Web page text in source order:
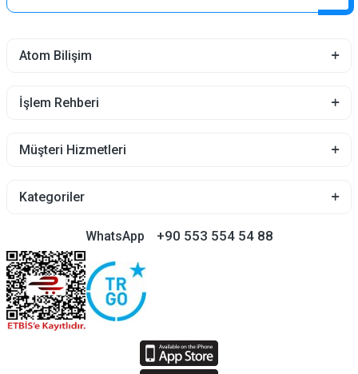
Atom Bilişim
İşlem Rehberi
Müşteri Hizmetleri
Kategoriler
WhatsApp +90 553 554 54 88